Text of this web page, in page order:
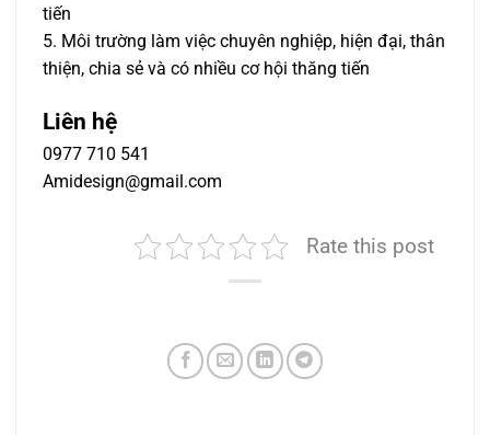
tiến
5. Môi trường làm việc chuyên nghiệp, hiện đại, thân
thiện, chia sẻ và có nhiều cơ hội thăng tiến
Liên hệ
0977 710 541
Amidesign@gmail.com
Rate this post